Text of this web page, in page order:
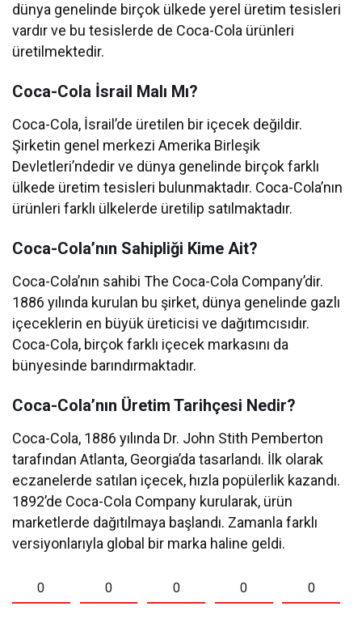
dünya genelinde birçok ülkede yerel üretim tesisleri
vardır ve bu tesislerde de Coca-Cola ürünleri
üretilmektedir.
Coca-Cola İsrail Malı Mı?
Coca-Cola, İsrail’de üretilen bir içecek değildir.
Şirketin genel merkezi Amerika Birleşik
Devletleri’ndedir ve dünya genelinde birçok farklı
ülkede üretim tesisleri bulunmaktadır. Coca-Cola’nın
ürünleri farklı ülkelerde üretilip satılmaktadır.
Coca-Cola’nın Sahipliği Kime Ait?
Coca-Cola’nın sahibi The Coca-Cola Company’dir.
1886 yılında kurulan bu şirket, dünya genelinde gazlı
içeceklerin en büyük üreticisi ve dağıtımcısıdır.
Coca-Cola, birçok farklı içecek markasını da
bünyesinde barındırmaktadır.
Coca-Cola’nın Üretim Tarihçesi Nedir?
Coca-Cola, 1886 yılında Dr. John Stith Pemberton
tarafından Atlanta, Georgia’da tasarlandı. İlk olarak
eczanelerde satılan içecek, hızla popülerlik kazandı.
1892’de Coca-Cola Company kurularak, ürün
marketlerde dağıtılmaya başlandı. Zamanla farklı
versiyonlarıyla global bir marka haline geldi.
0 0 0 0 0